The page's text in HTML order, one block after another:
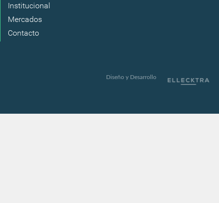
Institucional
Mercados
Contacto
Diseño y Desarrollo